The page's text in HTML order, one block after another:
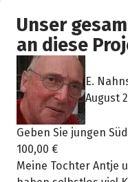
Unser
an diese
E.
August
Geben Sie jungen
100,00 €
Meine Tochter Antje